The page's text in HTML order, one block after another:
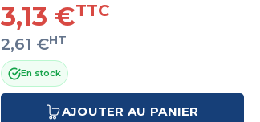
3,13 €TTC
2,61 €HT
En stock
AJOUTER AU PANIER